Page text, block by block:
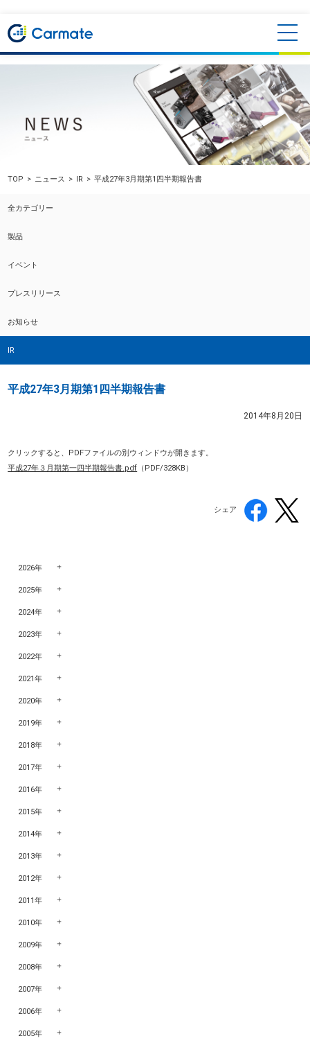
TOP ニュース IR 平成27年3月期第1四半期報告書
全カテゴリー
製品
イベント
プレスリリース
お知らせ
IR
平成27年3月期第1四半期報告書
2014年8月20日
クリックすると、PDFファイルの別ウィンドウが開きます。
平成27年３月期第一四半期報告書.pdf （PDF/328KB）
シェア
2026年
2025年
2024年
2023年
2022年
2021年
2020年
2019年
2018年
2017年
2016年
2015年
2014年
2013年
2012年
2011年
2010年
2009年
2008年
2007年
2006年
2005年